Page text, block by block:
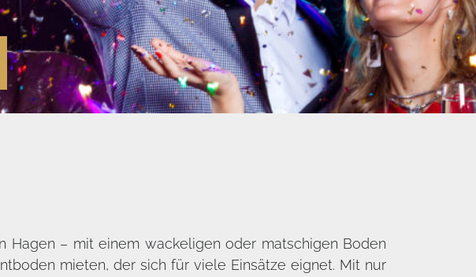
Hagen – mit einem wackeligen oder matschigen Boden
mieten, der sich für viele Einsätze eignet. Mit nur